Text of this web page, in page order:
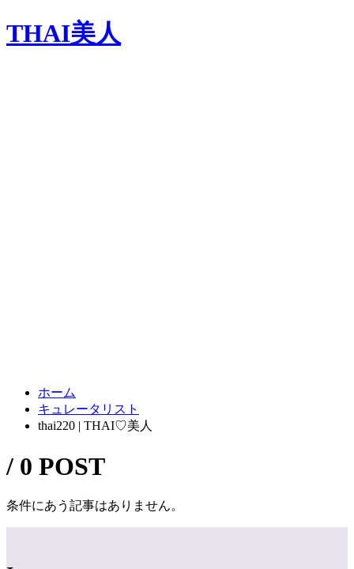
THAI美人
ホーム
キュレータリスト
thai220 | THAI♡美人
/ 0 POST
条件にあう記事はありません。